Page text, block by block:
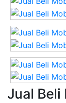
Jual Beli